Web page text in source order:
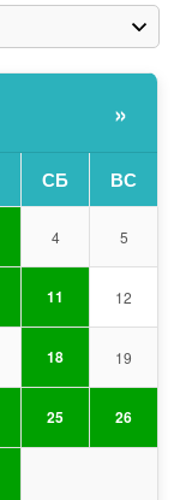
»
СБ ВС
4 5
11 12
18 19
25 26